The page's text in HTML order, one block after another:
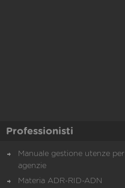
Professionisti
Manuale gestione utenze per
agenzie
Materia ADR-RID-ADN